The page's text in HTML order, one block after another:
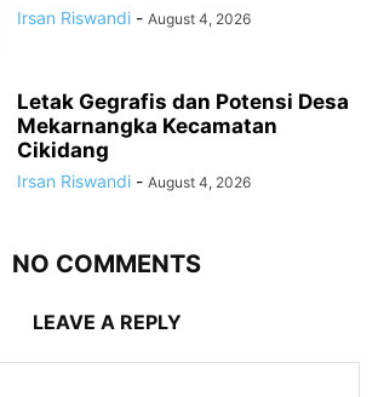
Irsan Riswandi - August 4, 2026
Letak Gegrafis dan Potensi Desa
Mekarnangka Kecamatan
Cikidang
Irsan Riswandi - August 4, 2026
NO COMMENTS
LEAVE A REPLY